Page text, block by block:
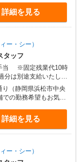
月給31万円×12ヶ月
験5年
詳細を見る
ー・シー）
タッフ
当 ※固定残業代10時
分は別途支給いたしま
年収440万円（月給
/29歳店頭フロア責任
月給31万円×12ヶ月
験5年
（静岡県浜松市中央
の勤務希望もお気軽
詳細を見る
ー・シー）